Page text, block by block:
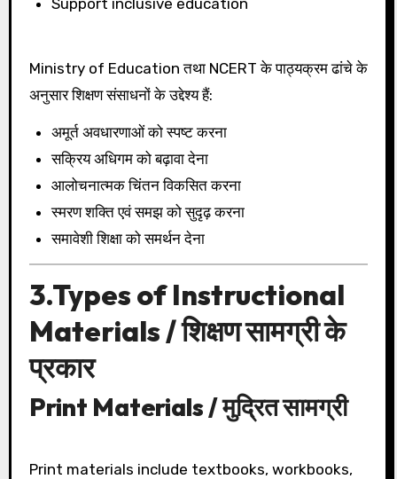
Ministry of Education तथा NCERT के पाठ्यक्रम ढांचे के
अनुसार शिक्षण संसाधनों के उद्देश्य हैं:
अमूर्त अवधारणाओं को स्पष्ट करना
सक्रिय अधिगम को बढ़ावा देना
आलोचनात्मक चिंतन विकसित करना
स्मरण शक्ति एवं समझ को सुदृढ़ करना
समावेशी शिक्षा को समर्थन देना
3.Types of Instructional
Materials / शिक्षण सामग्री के
प्रकार
Print Materials / मुद्रित सामग्री
Print materials include textbooks, workbooks,